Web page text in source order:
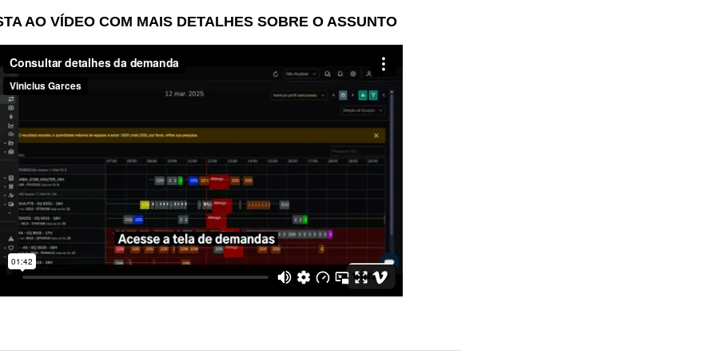
AO VÍDEO COM MAIS DETALHES SOBRE O ASSUNTO